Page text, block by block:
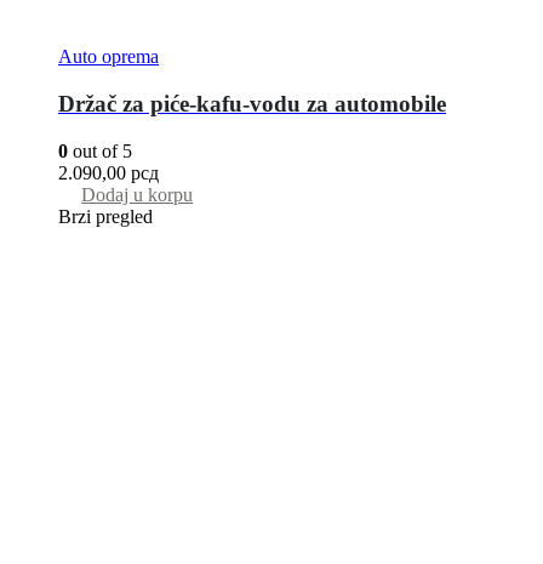
Auto oprema
Držač za piće-kafu-vodu za automobile
0 out of 5
2.090,00 рсд
Dodaj u korpu
Brzi pregled